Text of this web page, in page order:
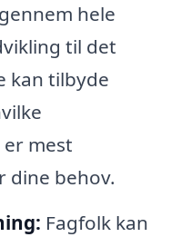
hele
til det
kan tilbyde
mest
dine behov.
Fagfolk kan